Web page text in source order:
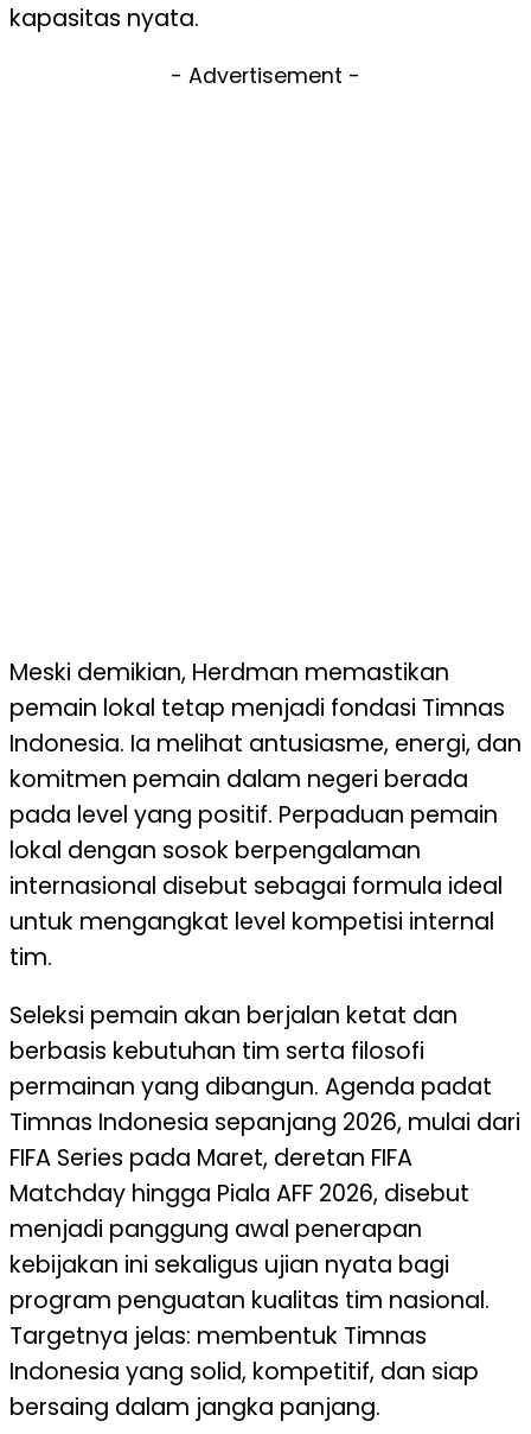
kapasitas nyata.
- Advertisement -
Meski demikian, Herdman memastikan
pemain lokal tetap menjadi fondasi Timnas
Indonesia. Ia melihat antusiasme, energi, dan
komitmen pemain dalam negeri berada
pada level yang positif. Perpaduan pemain
lokal dengan sosok berpengalaman
internasional disebut sebagai formula ideal
untuk mengangkat level kompetisi internal
tim.
Seleksi pemain akan berjalan ketat dan
berbasis kebutuhan tim serta filosofi
permainan yang dibangun. Agenda padat
Timnas Indonesia sepanjang 2026, mulai dari
FIFA Series pada Maret, deretan FIFA
Matchday hingga Piala AFF 2026, disebut
menjadi panggung awal penerapan
kebijakan ini sekaligus ujian nyata bagi
program penguatan kualitas tim nasional.
Targetnya jelas: membentuk Timnas
Indonesia yang solid, kompetitif, dan siap
bersaing dalam jangka panjang.